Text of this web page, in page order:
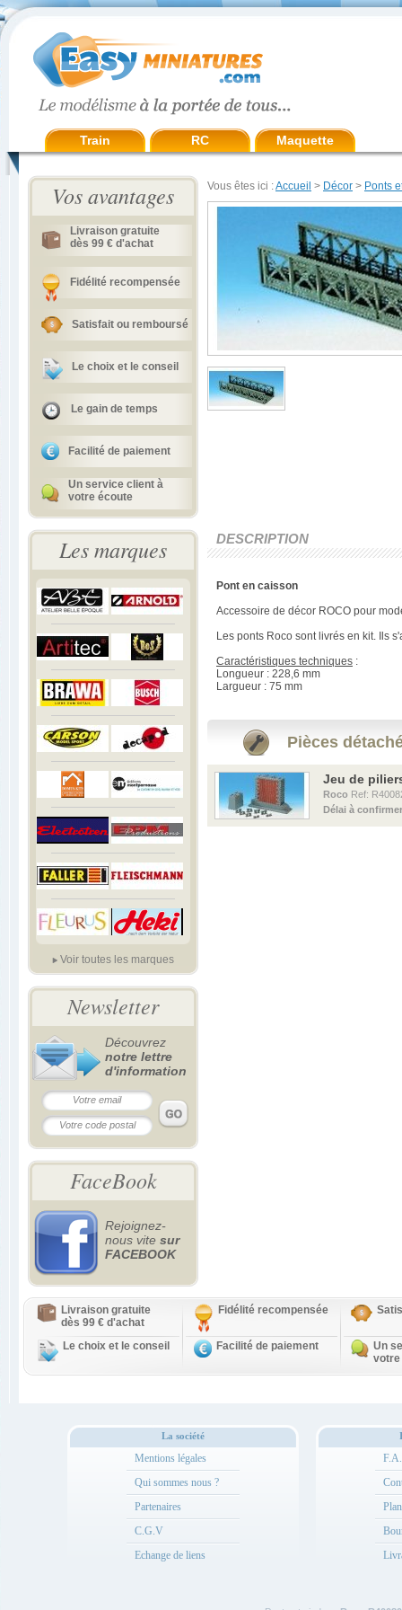
Train RC Maquette
Vos avantages
Livraison gratuite
dès 99 € d'achat
Fidélité recompensée
Satisfait ou remboursé
Le choix et le conseil
Le gain de temps
Facilité de paiement
Un service client à
votre écoute
Les marques
Voir toutes les marques
Newsletter
Découvrez
notre lettre
d'information
FaceBook
Rejoignez-
nous vite sur
FACEBOOK
Vous êtes ici :Accueil > Décor > Ponts
DESCRIPTION
Pont en caisson
Accessoire de décor ROCO pour
Les ponts Roco sont livrés en kit. Ils
Caractéristiques techniques :
Longueur : 228,6 mm
Largueur : 75 mm
Pièces
Jeu de
Roco Ref:
Délai à confirmer
Livraison gratuite
dès 99 € d'achat
Fidélité recompensée
Le choix et le conseil Facilité de paiement
Un
votre
La société
Mentions légales
Qui sommes nous ?
Partenaires
C.G.V
Echange de liens